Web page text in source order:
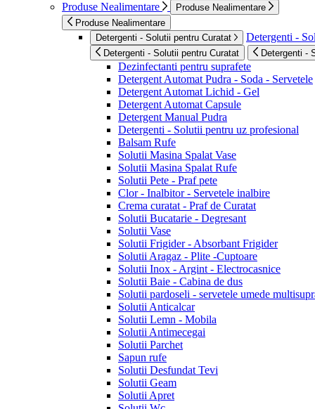
Produse Nealimentare
Produse Nealimentare
Produse Nealimentare
Detergenti - Solutii pentru Curatat
Detergenti -
Detergenti - Solutii pentru Curatat Detergenti -
Dezinfectanti pentru suprafete
Detergent Automat Pudra - Soda - Servetele
Detergent Automat Lichid - Gel
Detergent Automat Capsule
Detergent Manual Pudra
Detergenti - Solutii pentru uz profesional
Balsam Rufe
Solutii Masina Spalat Vase
Solutii Masina Spalat Rufe
Solutii Pete - Praf pete
Clor - Inalbitor - Servetele inalbire
Crema curatat - Praf de Curatat
Solutii Bucatarie - Degresant
Solutii Vase
Solutii Frigider - Absorbant Frigider
Solutii Aragaz - Plite -Cuptoare
Solutii Inox - Argint - Electrocasnice
Solutii Baie - Cabina de dus
Solutii pardoseli - servetele umede
Solutii Anticalcar
Solutii Lemn - Mobila
Solutii Antimecegai
Solutii Parchet
Sapun rufe
Solutii Desfundat Tevi
Solutii Geam
Solutii Apret